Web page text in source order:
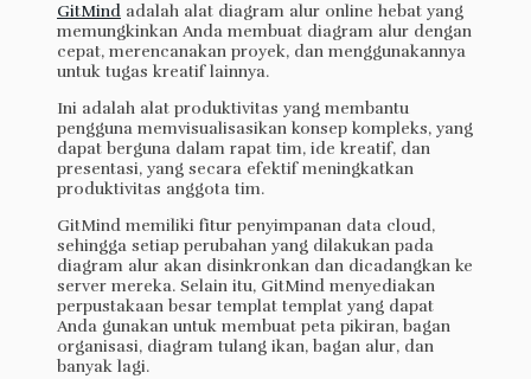
GitMind adalah alat diagram alur online hebat yang
memungkinkan Anda membuat diagram alur dengan
cepat, merencanakan proyek, dan menggunakannya
untuk tugas kreatif lainnya.
Ini adalah alat produktivitas yang membantu
pengguna memvisualisasikan konsep kompleks, yang
dapat berguna dalam rapat tim, ide kreatif, dan
presentasi, yang secara efektif meningkatkan
produktivitas anggota tim.
GitMind memiliki fitur penyimpanan data cloud,
sehingga setiap perubahan yang dilakukan pada
diagram alur akan disinkronkan dan dicadangkan ke
server mereka. Selain itu, GitMind menyediakan
perpustakaan besar templat templat yang dapat
Anda gunakan untuk membuat peta pikiran, bagan
organisasi, diagram tulang ikan, bagan alur, dan
banyak lagi.